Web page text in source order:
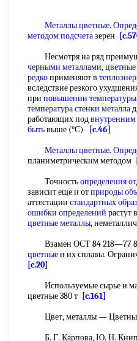
Металлы цветные.
методом подсчетазерен
Несмотря на ряд
черными металлами,
редкоприменяют в
вследствие резкого
при повышении температуры
температура стенки металла
работающих под
бытьвыше (°С)
[c.46]
Металлы цветные.
планиметрическим методом
Точностьопределения
зависит еще и отприроды
аттестации стандартных
ошибки определений растут
цветные металлы,
Взамен ОСТ 84 218—77
цветныеи их сплавы.
[c.20]
Используемые сырье и
цветные 380 т [c.161]
Цвет, металлы —
Б. Г. Карпова, Ю. Н.